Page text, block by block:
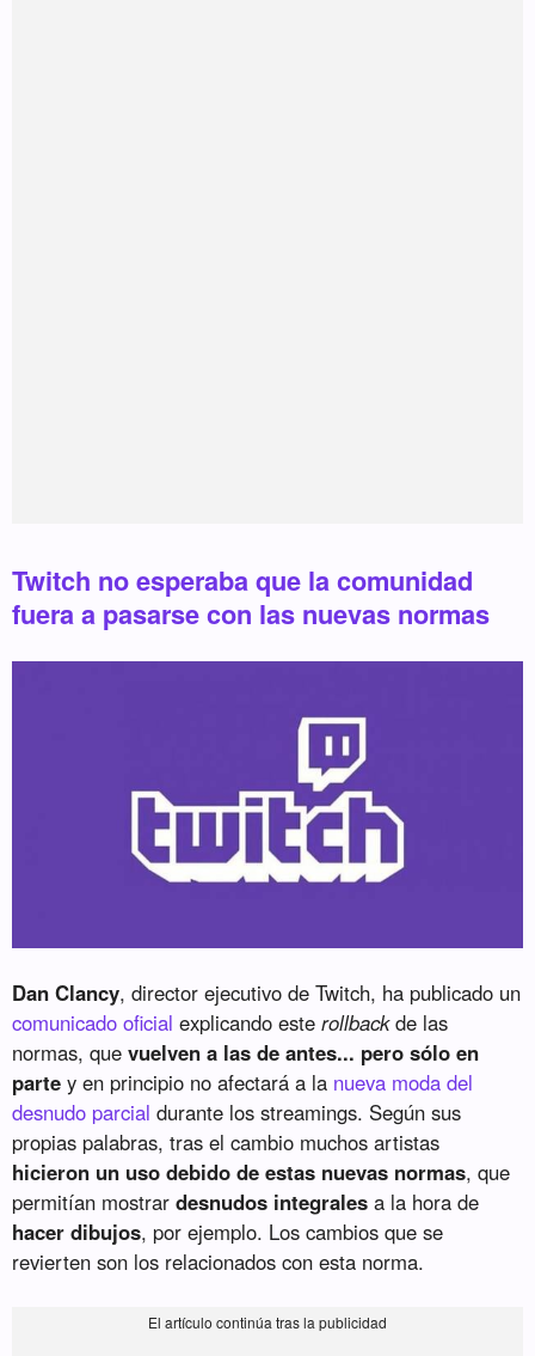
Twitch no esperaba que la comunidad
fuera a pasarse con las nuevas normas
Dan Clancy, director ejecutivo de Twitch, ha publicado un
comunicado oficial explicando esterollbackde las
normas, quevuelven a las de antes... pero sólo en
parte y en principio no afectará a la nueva moda del
desnudo parcial durante los streamings. Según sus
propias palabras, tras el cambio muchos artistas
hicieron un uso debido de estas nuevas normas, que
permitían mostrardesnudos integrales a la hora de
hacer dibujos, por ejemplo. Los cambios que se
revierten son los relacionados con esta norma.